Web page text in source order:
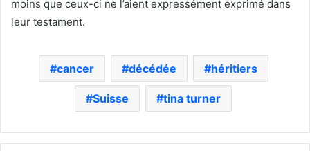
moins que ceux-ci ne l’aient expressément exprimé dans
leur testament.
cancer décédée héritiers
Suisse tina turner